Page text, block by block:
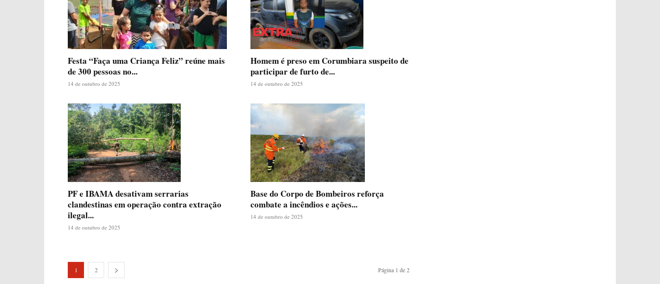
Festa “Faça uma Criança Feliz” reúne mais
de 300 pessoas no...
14 de outubro de 2025
Homem é preso em Corumbiara suspeito de
participar de furto de...
14 de outubro de 2025
PF e IBAMA desativam serrarias
clandestinas em operação contra extração
ilegal...
14 de outubro de 2025
Base do Corpo de Bombeiros reforça
combate a incêndios e ações...
14 de outubro de 2025
1 2 Página 1 de 2